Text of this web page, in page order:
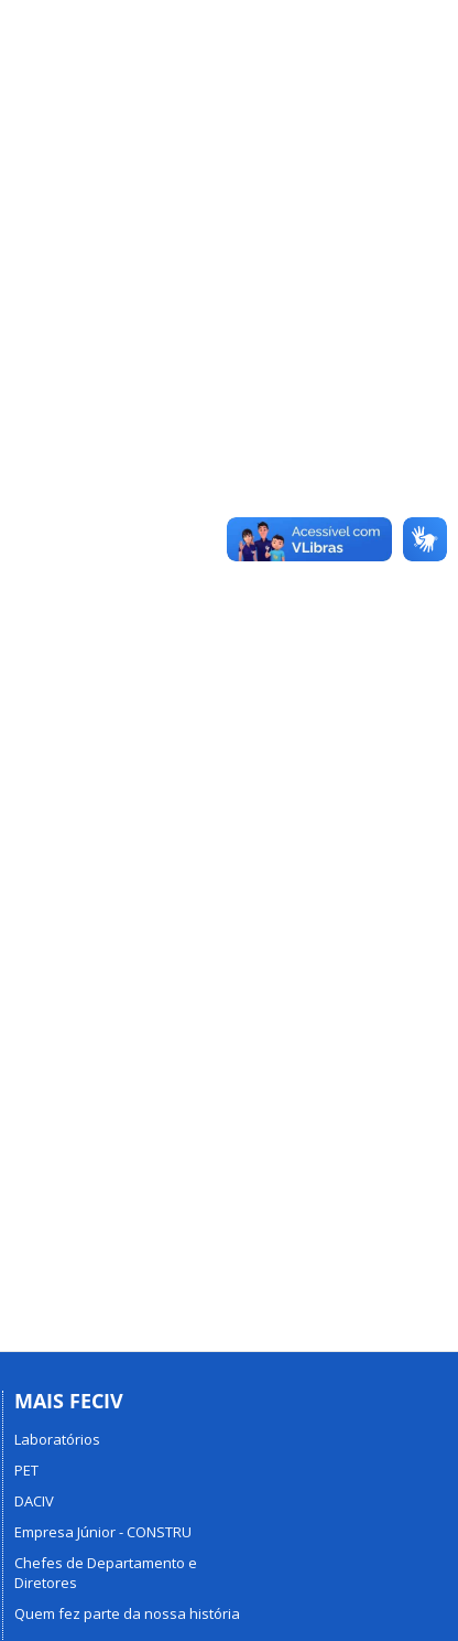
MAIS FECIV
Laboratórios
PET
DACIV
Empresa Júnior - CONSTRU
Chefes de Departamento e
Diretores
Quem fez parte da nossa história